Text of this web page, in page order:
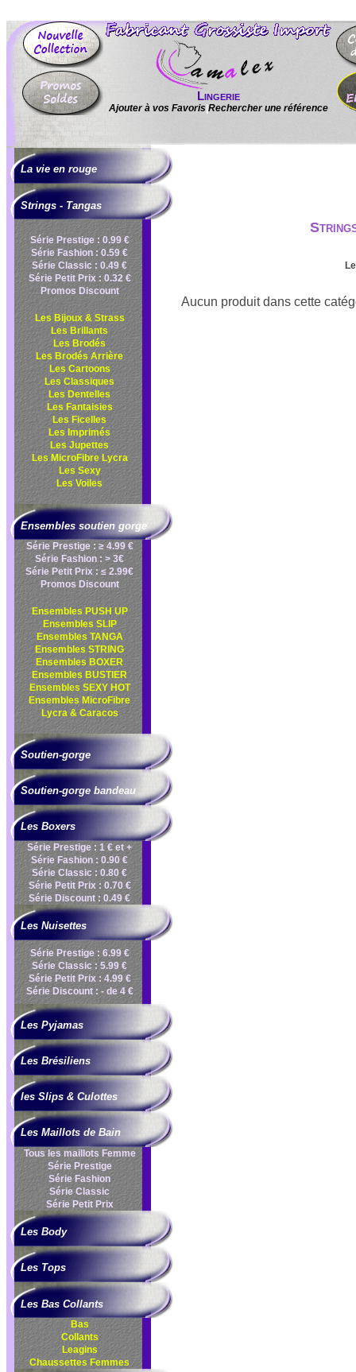
Lingerie
Ajouter à vos Favoris Rechercher une référence
La vie en rouge
Strings - Tangas
Série Prestige : 0.99 €
Série Fashion : 0.59 €
Série Classic : 0.49 €
Série Petit Prix : 0.32 €
Promos Discount
Les Bijoux & Strass
Les Brillants
Les Brodés
Les Brodés Arrière
Les Cartoons
Les Classiques
Les Dentelles
Les Fantaisies
Les Ficelles
Les Imprimés
Les Jupettes
Les MicroFibre Lycra
Les Sexy
Les Voiles
Ensembles soutien gorge
Série Prestige : ≥ 4.99 €
Série Fashion : > 3€
Série Petit Prix : ≤ 2.99€
Promos Discount
Ensembles PUSH UP
Ensembles SLIP
Ensembles TANGA
Ensembles STRING
Ensembles BOXER
Ensembles BUSTIER
Ensembles SEXY HOT
Ensembles MicroFibre
Lycra & Caracos
Soutien-gorge
Soutien-gorge bandeau
Les Boxers
Série Prestige : 1 € et +
Série Fashion : 0.90 €
Série Classic : 0.80 €
Série Petit Prix : 0.70 €
Série Discount : 0.49 €
Les Nuisettes
Série Prestige : 6.99 €
Série Classic : 5.99 €
Série Petit Prix : 4.99 €
Série Discount : - de 4 €
Les Pyjamas
Les Brésiliens
les Slips & Culottes
Les Maillots de Bain
Tous les maillots Femme
Série Prestige
Série Fashion
Série Classic
Série Petit Prix
Les Body
Les Tops
Les Bas Collants
Bas
Collants
Leagins
Chaussettes Femmes
Aucun produit dans cette